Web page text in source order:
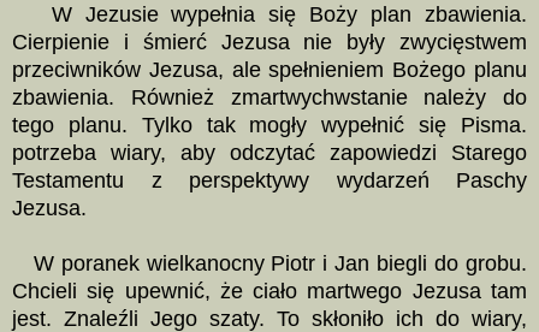
W Jezusie wypełnia się Boży plan zbawienia.
Cierpienie i śmierć Jezusa nie były zwycięstwem
przeciwników Jezusa, ale spełnieniem Bożego planu
zbawienia. Również zmartwychwstanie należy do
tego planu. Tylko tak mogły wypełnić się Pisma.
potrzeba wiary, aby odczytać zapowiedzi Starego
Testamentu z perspektywy wydarzeń Paschy
Jezusa.
W poranek wielkanocny Piotr i Jan biegli do grobu.
Chcieli się upewnić, że ciało martwego Jezusa tam
jest. Znaleźli Jego szaty. To skłoniło ich do wiary,